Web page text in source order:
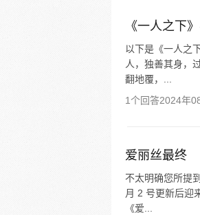
《一人之下
以下是《一人之
人，独善其身，
翻地覆，...
1个回答2024年
爱丽丝最终
不太明确您所提
月 2 号更新后迎
《爱...